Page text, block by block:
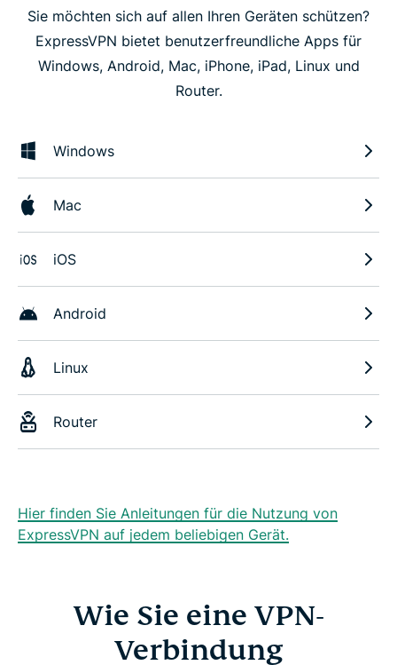
Sie möchten sich auf allen Ihren Geräten schützen?
ExpressVPN bietet benutzerfreundliche Apps für
Windows, Android, Mac, iPhone, iPad, Linux und
Router.
Windows
Mac
iOS
Android
Linux
Router
Hier finden Sie Anleitungen für die Nutzung von
ExpressVPN auf jedem beliebigen Gerät.
Wie Sie eine VPN-
Verbindung